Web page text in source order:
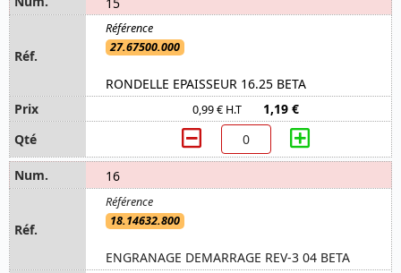
27.67500.000
RONDELLE EPAISSEUR 16.25 BETA
0,99 € H.T 1,19 €
16
18.14632.800
ENGRANAGE DEMARRAGE REV-3 04 BETA